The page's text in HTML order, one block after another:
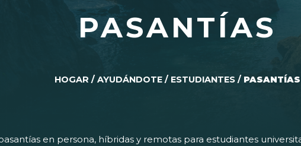
PASANTÍAS
HOGAR / AYUDÁNDOTE/ ESTUDIANTES/ PASANTÍAS
en persona, híbridas y remotas para estudiantes